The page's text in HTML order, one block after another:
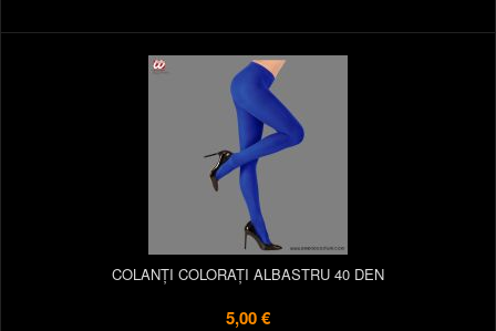
COLANȚI COLORAȚI ALBASTRU 40 DEN
5,00 €